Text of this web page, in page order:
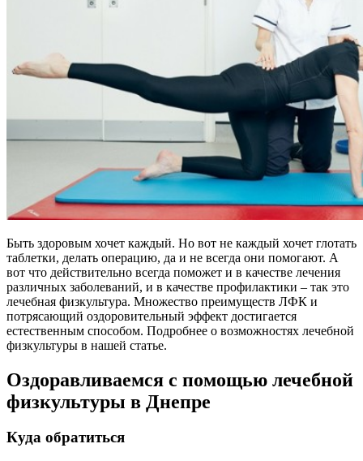
Быть здоровым хочет каждый. Но вот не каждый хочет глотать
таблетки, делать операцию, да и не всегда они помогают. А
вот что действительно всегда поможет и в качестве лечения
различных заболеваний, и в качестве профилактики – так это
лечебная физкультура. Множество преимуществ ЛФК и
потрясающий оздоровительный эффект достигается
естественным способом. Подробнее о возможностях лечебной
физкультуры в нашей статье.
Оздоравливаемся с помощью лечебной
физкультуры в Днепре
Куда обратиться